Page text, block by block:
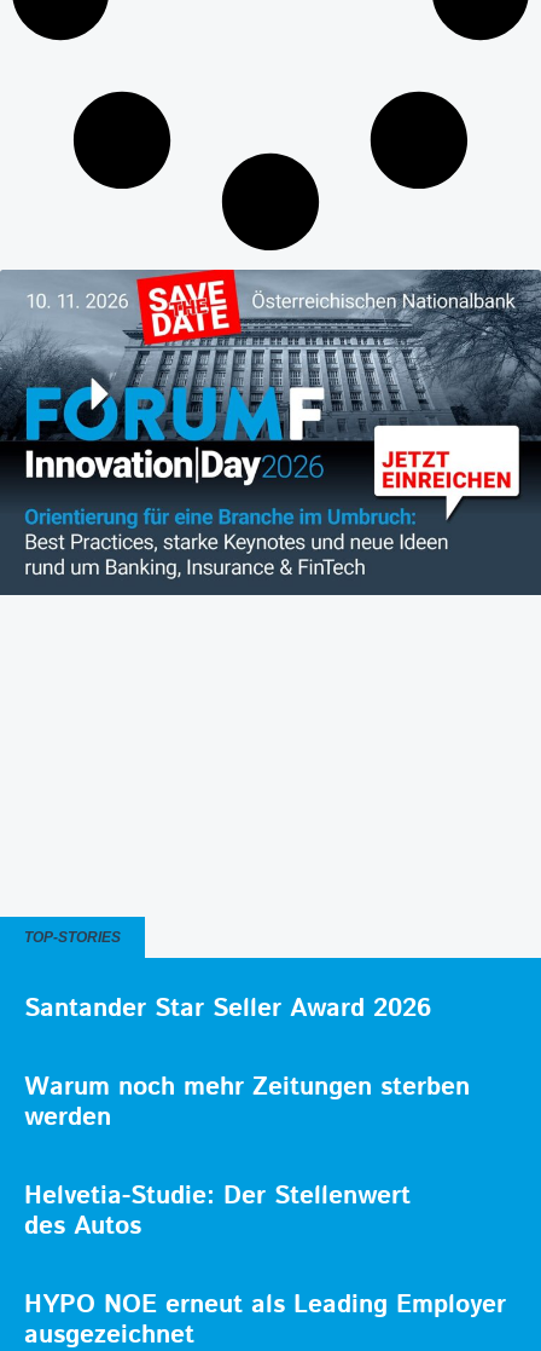
TOP-STORIES
Santander Star Seller Award 2026
Warum noch mehr Zeitungen sterben
werden
Helvetia-Studie: Der Stellenwert
des Autos
HYPO NOE erneut als Leading Employer
ausgezeichnet